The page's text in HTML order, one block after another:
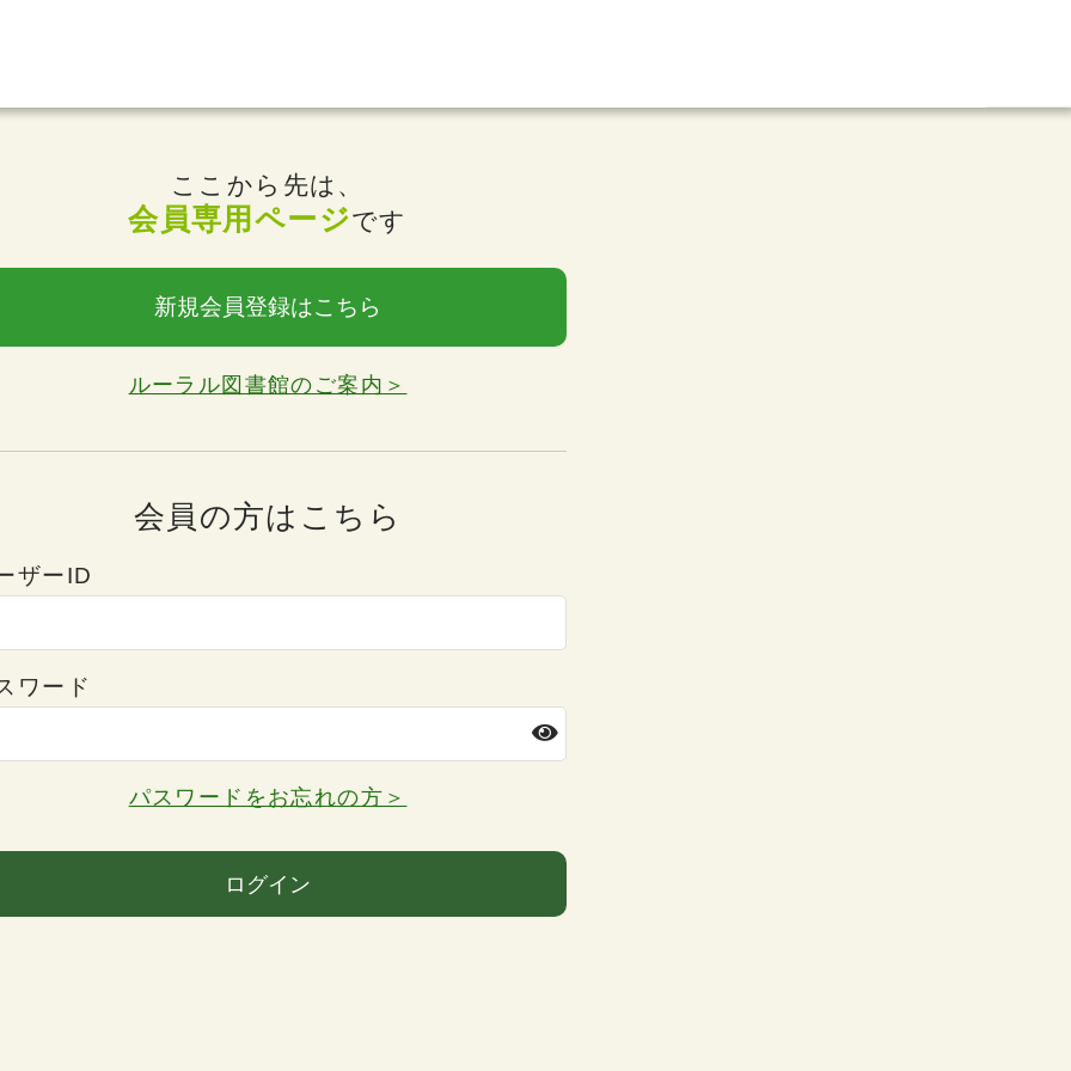
ここから先は、
会員専用ページです
新規会員登録はこちら
ルーラル図書館のご案内＞
会員の方はこちら
ザーID
ワード
パスワードをお忘れの方＞
ログイン